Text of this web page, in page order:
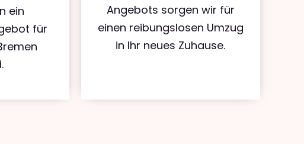
ein
für
Angebots sorgen wir für
einen reibungslosen Umzug
in Ihr neues Zuhause.